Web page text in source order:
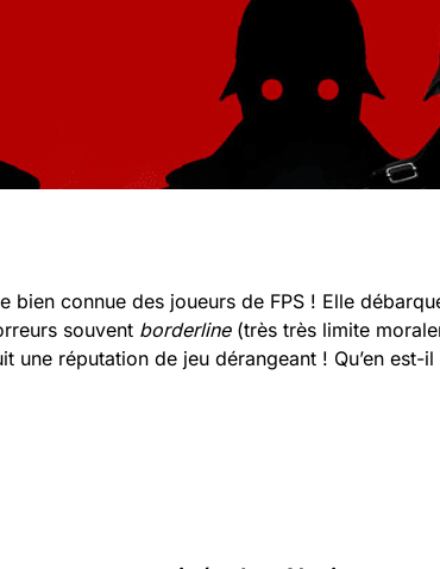
bien connue des joueurs de FPS ! Elle
souvent borderline (très très limite
une réputation de jeu dérangeant ! Qu’en est-